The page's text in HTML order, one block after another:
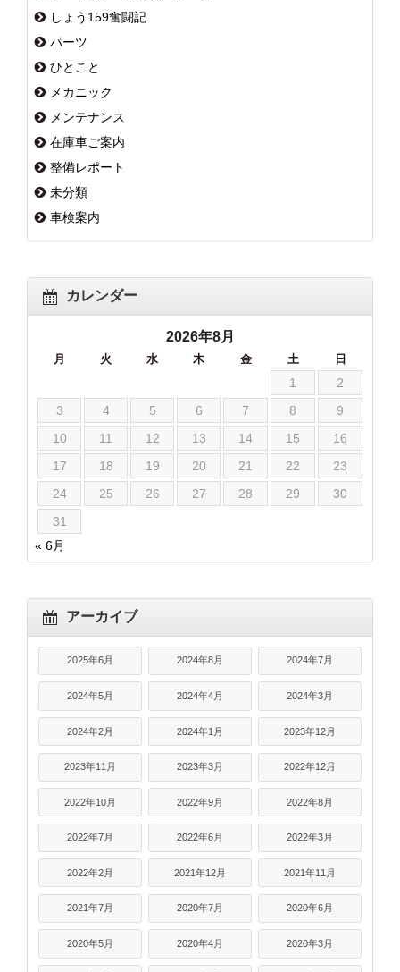
しょう159奮闘記
パーツ
ひとこと
メカニック
メンテナンス
在庫車ご案内
整備レポート
未分類
車検案内
カレンダー
2026年8月
月 火 水 木 金 土 日
1
2
3
4 5 6 7 8
9
10
11 12 13 14 15
16
17
18 19 20 21 22
23
24
25 26 27 28 29
30
31
« 6月
アーカイブ
2025年6月 2024年8月 2024年7月
2024年5月 2024年4月 2024年3月
2024年2月 2024年1月 2023年12月
2023年11月 2023年3月 2022年12月
2022年10月 2022年9月 2022年8月
2022年7月 2022年6月 2022年3月
2022年2月 2021年12月 2021年11月
2021年7月 2020年7月 2020年6月
2020年5月 2020年4月 2020年3月